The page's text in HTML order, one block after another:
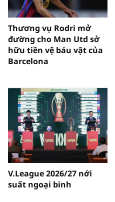
Thương vụ Rodri mở
đường cho Man Utd sở
hữu tiền vệ báu vật của
Barcelona
V.League 2026/27 nới
suất ngoại binh